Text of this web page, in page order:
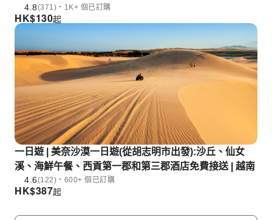
4.8(371)・1K+ 個已訂購
HK$130起
一日遊 | 美奈沙漠一日遊(從胡志明市出發):沙丘、仙女
溪、海鮮午餐、西貢第一郡和第三郡酒店免費接送 | 越南
4.6(122)・600+ 個已訂購
HK$387起